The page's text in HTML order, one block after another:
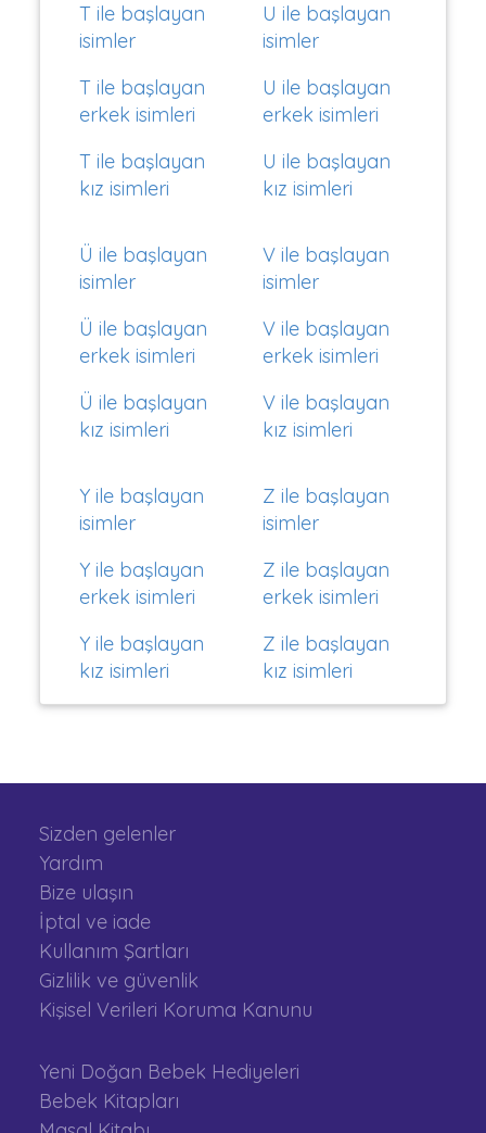
T ile başlayan
isimler
T ile başlayan
erkek isimleri
T ile başlayan
kız isimleri
U ile başlayan
isimler
U ile başlayan
erkek isimleri
U ile başlayan
kız isimleri
Ü ile başlayan
isimler
Ü ile başlayan
erkek isimleri
Ü ile başlayan
kız isimleri
V ile başlayan
isimler
V ile başlayan
erkek isimleri
V ile başlayan
kız isimleri
Y ile başlayan
isimler
Y ile başlayan
erkek isimleri
Y ile başlayan
kız isimleri
Z ile başlayan
isimler
Z ile başlayan
erkek isimleri
Z ile başlayan
kız isimleri
Sizden gelenler
Yardım
Bize ulaşın
İptal ve iade
Kullanım Şartları
Gizlilik ve güvenlik
Kişisel Verileri Koruma Kanunu
Yeni Doğan Bebek Hediyeleri
Bebek Kitapları